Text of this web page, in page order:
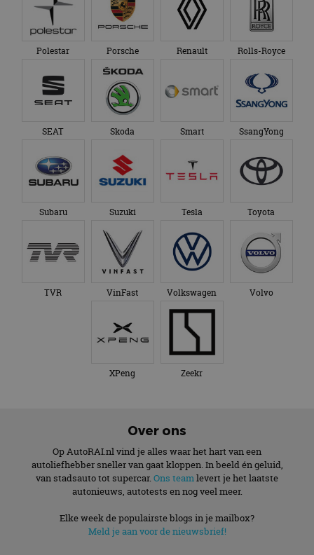
Polestar Porsche Renault Rolls-Royce
SEAT Skoda Smart SsangYong
Subaru Suzuki Tesla Toyota
TVR VinFast Volkswagen Volvo
XPeng Zeekr
Over ons
Op AutoRAI.nl vind je alles waar het hart van een
autoliefhebber sneller van gaat kloppen. In beeld én geluid,
van stadsauto tot supercar. Ons teamlevert je het laatste
autonieuws, autotests en nog veel meer.
Elke week de populairste blogs in je mailbox?
Meld je aan voor de nieuwsbrief!